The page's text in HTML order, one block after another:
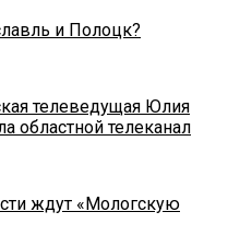
и Полоцк?
телеведущая Юлия
областной телеканал
ждут «Мологскую